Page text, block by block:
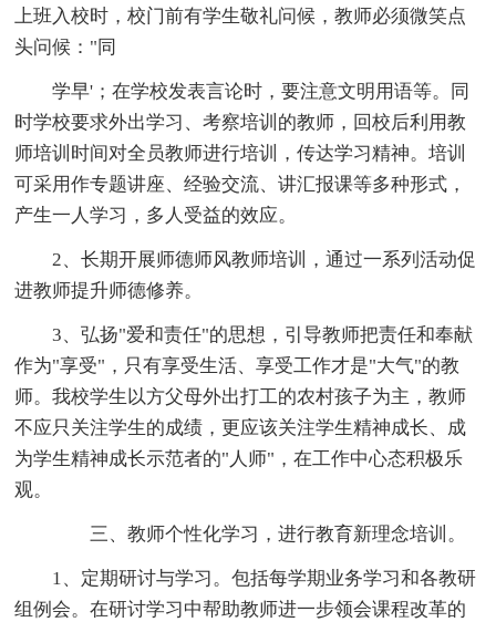
上班入校时，校门前有学生敬礼问候，教师必须微笑点
头问候："同
学早'；在学校发表言论时，要注意文明用语等。同
时学校要求外出学习、考察培训的教师，回校后利用教
师培训时间对全员教师进行培训，传达学习精神。培训
可采用作专题讲座、经验交流、讲汇报课等多种形式，
产生一人学习，多人受益的效应。
2、长期开展师德师风教师培训，通过一系列活动促
进教师提升师德修养。
3、弘扬"爱和责任"的思想，引导教师把责任和奉献
作为"享受"，只有享受生活、享受工作才是"大气"的教
师。我校学生以方父母外出打工的农村孩子为主，教师
不应只关注学生的成绩，更应该关注学生精神成长、成
为学生精神成长示范者的"人师"，在工作中心态积极乐
观。
三、教师个性化学习，进行教育新理念培训。
1、定期研讨与学习。包括每学期业务学习和各教研
组例会。在研讨学习中帮助教师进一步领会课程改革的